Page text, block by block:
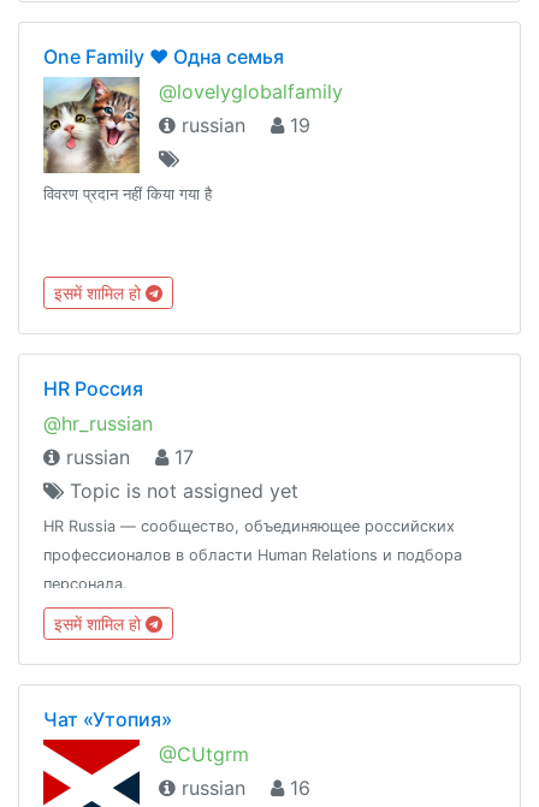
One Family ♥️ Одна семья
@lovelyglobalfamily
russian
19
विवरण प्रदान नहीं किया गया है
इसमें शामिल हो
HR Россия
@hr_russian
russian
17
Topic is not assigned yet
HR Russia — сообщество, объединяющее российских
профессионалов в области Human Relations и подбора
персонала.
इसमें शामिल हो
Чат «Утопия»
@CUtgrm
russian
16